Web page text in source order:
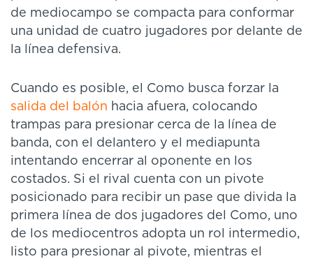
de mediocampo se compacta para conformar
una unidad de cuatro jugadores por delante de
la línea defensiva.
Cuando es posible, el Como busca forzar la
salida del balón hacia afuera, colocando
trampas para presionar cerca de la línea de
banda, con el delantero y el mediapunta
intentando encerrar al oponente en los
costados. Si el rival cuenta con un pivote
posicionado para recibir un pase que divida la
primera línea de dos jugadores del Como, uno
de los mediocentros adopta un rol intermedio,
listo para presionar al pivote, mientras el